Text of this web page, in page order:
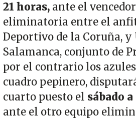
21 horas, ante el
eliminatoria entre el
Deportivo de la Coruña, y
Salamanca, conjunto de
por el contrario los
cuadro pepinero,
cuarto puesto el sábado
ante el otro equipo